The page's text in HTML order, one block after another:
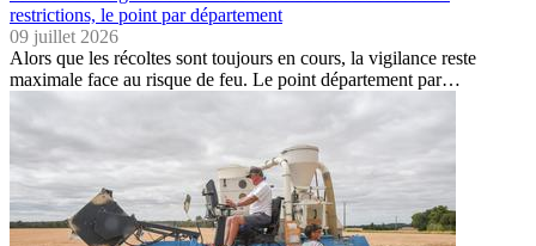
restrictions, le point par département
09 juillet 2026
Alors que les récoltes sont toujours en cours, la vigilance reste
maximale face au risque de feu. Le point département par…